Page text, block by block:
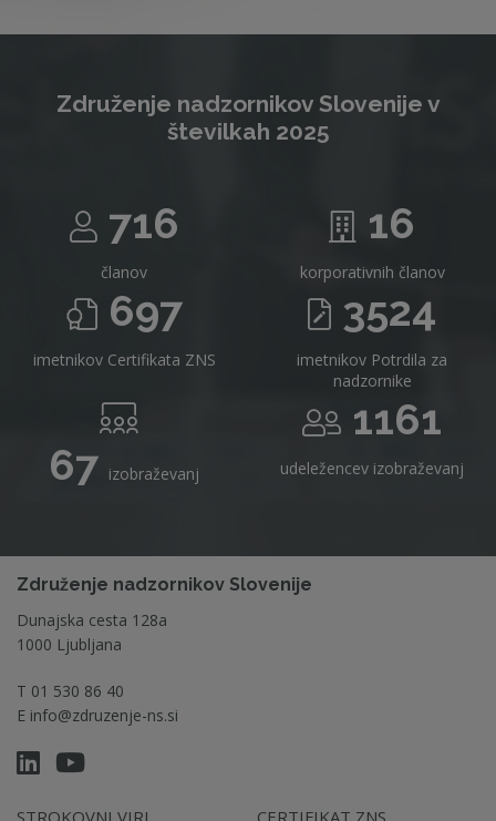
Združenje nadzornikov Slovenije v
številkah 2025
716
članov
16
korporativnih članov
697
imetnikov Certifikata ZNS
3524
imetnikov Potrdila za
nadzornike
67 izobraževanj
1161
udeležencev izobraževanj
Združenje nadzornikov Slovenije
Dunajska cesta 128a
1000 Ljubljana
T 01 530 86 40
E info@zdruzenje-ns.si
STROKOVNI VIRI CERTIFIKAT ZNS